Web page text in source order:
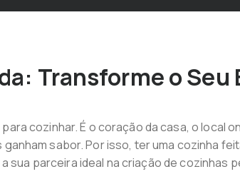
Transforme o Seu
cozinhar. É o coração da casa, o local
sabor. Por isso, ter uma cozinha
sua parceira ideal na criação de cozinhas